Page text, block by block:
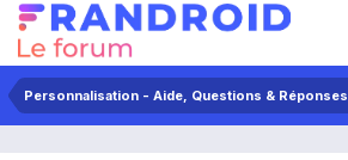
Personnalisation - Aide, Questions & Réponses